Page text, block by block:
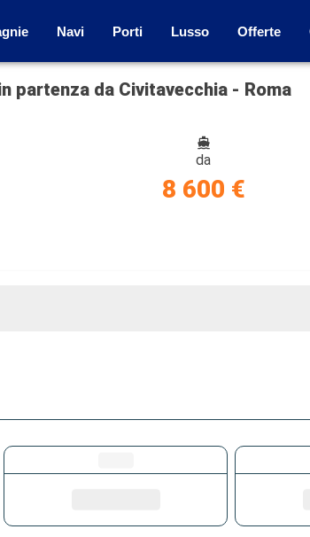
Navi Porti Lusso Offerte
partenza da Civitavecchia - Roma
da
8 600 €